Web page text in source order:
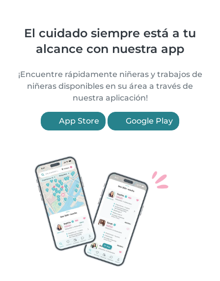
El cuidado siempre está a tu
alcance con nuestra app
¡Encuentre rápidamente niñeras y trabajos de
niñeras disponibles en su área a través de
nuestra aplicación!
App Store Google Play